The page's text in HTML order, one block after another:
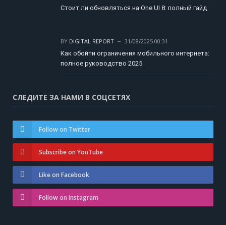
Стоит ли обновляться на One UI 8: полный гайд
BY DIGITAL REPORT
31/08/2025 00:31
Как обойти ограничения мобильного интернета:
полное руководство 2025
СЛЕДИТЕ ЗА НАМИ В СОЦСЕТЯХ
Follow on Twitter
Subscribe on YouTube
Like on Facebook
Follow on Instagram